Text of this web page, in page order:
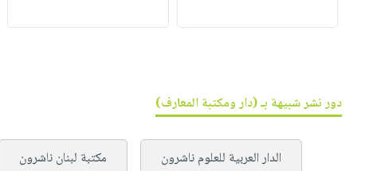
دور نشر شبيهة بـ (دار ومكتبة المعارف)
الدار العربية للعلوم ناشرون مكتبة لبنان ناشرون